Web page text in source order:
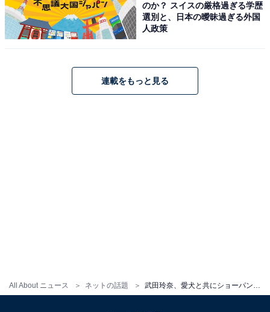
All About ニュース ネットの話題 武田玲奈、愛犬と共にショーパン姿で美脚を披露！ 「どちらも可愛い過ぎる」「顔の大きさ変わらん」
のか？ スイスの厳格過ぎる学歴
選別と、日本の曖昧過ぎる外国
人政策
連載をもっと見る